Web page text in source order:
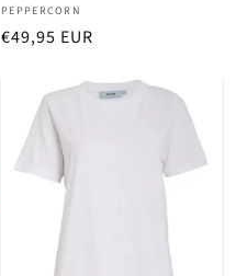
Verkoper:
PEPPERCORN
Normale
€49,95 EUR